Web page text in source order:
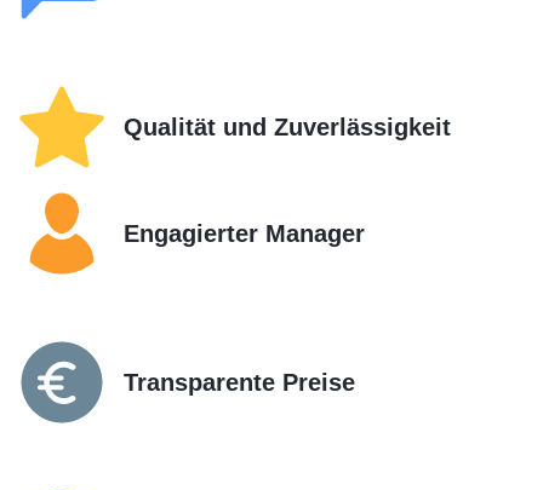
Qualität und Zuverlässigkeit
Engagierter Manager
Transparente Preise